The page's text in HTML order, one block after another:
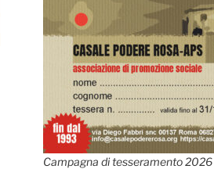
Campagna di tesseramento 2026